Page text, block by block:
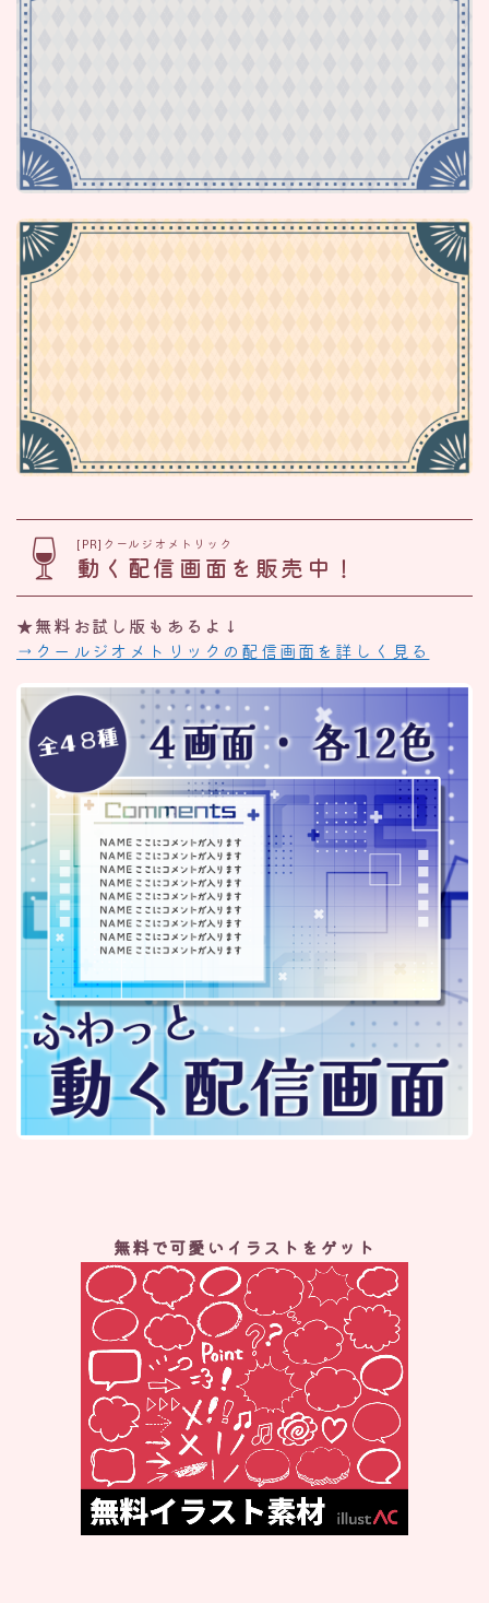
[PR]クールジオメトリック
動く配信画面を販売中！
★無料お試し版もあるよ↓
→クールジオメトリックの配信画面を詳しく見る
無料で可愛いイラストをゲット